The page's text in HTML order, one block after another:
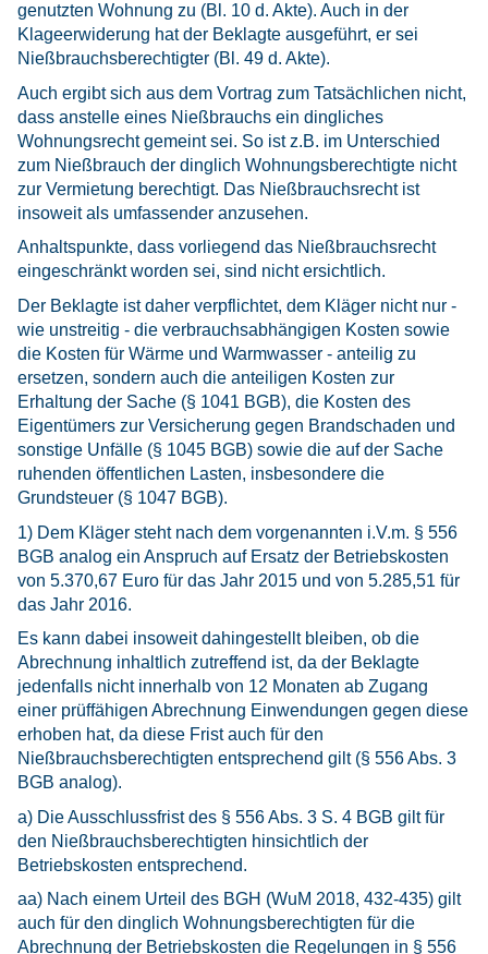
genutzten Wohnung zu (Bl. 10 d. Akte). Auch in der
Klageerwiderung hat der Beklagte ausgeführt, er sei
Nießbrauchsberechtigter (Bl. 49 d. Akte).
Auch ergibt sich aus dem Vortrag zum Tatsächlichen nicht,
dass anstelle eines Nießbrauchs ein dingliches
Wohnungsrecht gemeint sei. So ist z.B. im Unterschied
zum Nießbrauch der dinglich Wohnungsberechtigte nicht
zur Vermietung berechtigt. Das Nießbrauchsrecht ist
insoweit als umfassender anzusehen.
Anhaltspunkte, dass vorliegend das Nießbrauchsrecht
eingeschränkt worden sei, sind nicht ersichtlich.
Der Beklagte ist daher verpflichtet, dem Kläger nicht nur -
wie unstreitig - die verbrauchsabhängigen Kosten sowie
die Kosten für Wärme und Warmwasser - anteilig zu
ersetzen, sondern auch die anteiligen Kosten zur
Erhaltung der Sache (§ 1041 BGB), die Kosten des
Eigentümers zur Versicherung gegen Brandschaden und
sonstige Unfälle (§ 1045 BGB) sowie die auf der Sache
ruhenden öffentlichen Lasten, insbesondere die
Grundsteuer (§ 1047 BGB).
1) Dem Kläger steht nach dem vorgenannten i.V.m. § 556
BGB analog ein Anspruch auf Ersatz der Betriebskosten
von 5.370,67 Euro für das Jahr 2015 und von 5.285,51 für
das Jahr 2016.
Es kann dabei insoweit dahingestellt bleiben, ob die
Abrechnung inhaltlich zutreffend ist, da der Beklagte
jedenfalls nicht innerhalb von 12 Monaten ab Zugang
einer prüffähigen Abrechnung Einwendungen gegen diese
erhoben hat, da diese Frist auch für den
Nießbrauchsberechtigten entsprechend gilt (§ 556 Abs. 3
BGB analog).
a) Die Ausschlussfrist des § 556 Abs. 3 S. 4 BGB gilt für
den Nießbrauchsberechtigten hinsichtlich der
Betriebskosten entsprechend.
aa) Nach einem Urteil des BGH (WuM 2018, 432-435) gilt
auch für den dinglich Wohnungsberechtigten für die
Abrechnung der Betriebskosten die Regelungen in § 556